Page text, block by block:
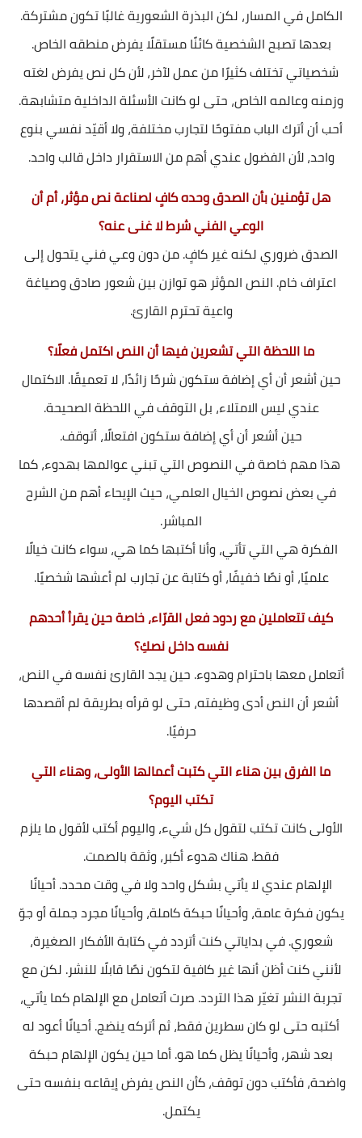
الكامل في المسار، لكن البذرة الشعورية غالبًا تكون مشتركة.
بعدها تصبح الشخصية كائنًا مستقلًا يفرض منطقه الخاص.
شخصياتي تختلف كثيرًا من عمل لآخر، لأن كل نص يفرض لغته
وزمنه وعالمه الخاص، حتى لو كانت الأسئلة الداخلية متشابهة.
أحب أن أترك الباب مفتوحًا لتجارب مختلفة، ولا أقيّد نفسي بنوع
واحد، لأن الفضول عندي أهم من الاستقرار داخل قالب واحد.
هل تؤمنين بأن الصدق وحده كافٍ لصناعة نص مؤثر، أم أن
الوعي الفني شرط لا غنى عنه؟
الصدق ضروري لكنه غير كافٍ. من دون وعي فني يتحول إلى
اعتراف خام. النص المؤثر هو توازن بين شعور صادق وصياغة
واعية تحترم القارئ.
ما اللحظة التي تشعرين فيها أن النص اكتمل فعلًا؟
حين أشعر أن أي إضافة ستكون شرحًا زائدًا، لا تعميقًا. الاكتمال
عندي ليس الامتلاء، بل التوقف في اللحظة الصحيحة.
حين أشعر أن أي إضافة ستكون افتعالًا، أتوقف.
هذا مهم خاصة في النصوص التي تبني عوالمها بهدوء، كما
في بعض نصوص الخيال العلمي، حيث الإيحاء أهم من الشرح
المباشر.
الفكرة هي التي تأتي، وأنا أكتبها كما هي، سواء كانت خيالًا
علميًا، أو نصًا خفيفًا، أو كتابة عن تجارب لم أعشها شخصيًا.
كيف تتعاملين مع ردود فعل القرّاء، خاصة حين يقرأ أحدهم
نفسه داخل نصكِ؟
أتعامل معها باحترام وهدوء. حين يجد القارئ نفسه في النص،
أشعر أن النص أدى وظيفته، حتى لو قرأه بطريقة لم أقصدها
حرفيًا.
ما الفرق بين هناء التي كتبت أعمالها الأولى، وهناء التي
تكتب اليوم؟
الأولى كانت تكتب لتقول كل شيء، واليوم أكتب لأقول ما يلزم
فقط. هناك هدوء أكبر، وثقة بالصمت.
الإلهام عندي لا يأتي بشكل واحد ولا في وقت محدد. أحيانًا
يكون فكرة عامة، وأحيانًا حبكة كاملة، وأحيانًا مجرد جملة أو جوّ
شعوري. في بداياتي كنت أتردد في كتابة الأفكار الصغيرة،
لأنني كنت أظن أنها غير كافية لتكون نصًا قابلًا للنشر. لكن مع
تجربة النشر تغيّر هذا التردد. صرت أتعامل مع الإلهام كما يأتي،
أكتبه حتى لو كان سطرين فقط، ثم أتركه ينضج. أحيانًا أعود له
بعد شهر، وأحيانًا يظل كما هو. أما حين يكون الإلهام حبكة
واضحة، فأكتب دون توقف، كأن النص يفرض إيقاعه بنفسه حتى
يكتمل.